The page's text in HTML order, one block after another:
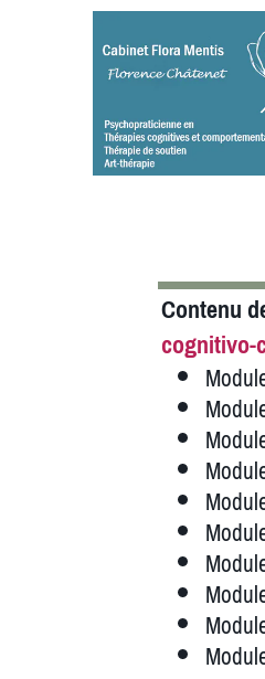
Contenu
cognitivo-